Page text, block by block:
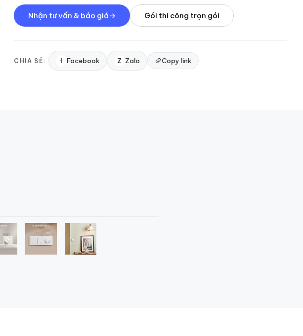
Nhận tư vấn & báo giá Gói thi công trọn gói
CHIA SẺ: f Facebook Z Zalo Copy link